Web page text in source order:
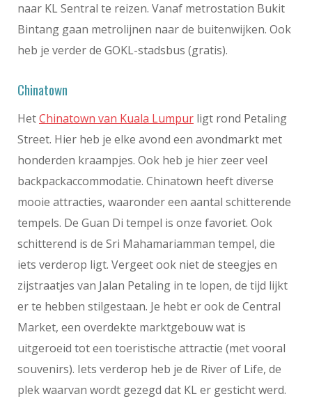
naar KL Sentral te reizen. Vanaf metrostation Bukit
Bintang gaan metrolijnen naar de buitenwijken. Ook
heb je verder de GOKL-stadsbus (gratis).
Chinatown
HetChinatown van Kuala Lumpur ligt rond Petaling
Street. Hier heb je elke avond een avondmarkt met
honderden kraampjes. Ook heb je hier zeer veel
backpackaccommodatie. Chinatown heeft diverse
mooie attracties, waaronder een aantal schitterende
tempels. De Guan Di tempel is onze favoriet. Ook
schitterend is de Sri Mahamariamman tempel, die
iets verderop ligt. Vergeet ook niet de steegjes en
zijstraatjes van Jalan Petaling in te lopen, de tijd lijkt
er te hebben stilgestaan. Je hebt er ook de Central
Market, een overdekte marktgebouw wat is
uitgeroeid tot een toeristische attractie (met vooral
souvenirs). Iets verderop heb je de River of Life, de
plek waarvan wordt gezegd dat KL er gesticht werd.